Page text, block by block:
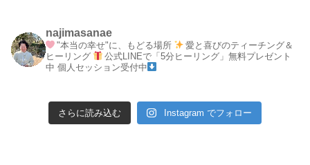
najimasanae
"本当の幸せ"に、もどる場所
愛と喜びのティーチング＆
ヒーリング
公式LINEで「5分ヒーリング」無料プレゼント
中 個人セッション受付中
さらに読み込む Instagram でフォロー